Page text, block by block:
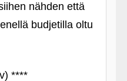
nähden että
budjetilla oltu
****